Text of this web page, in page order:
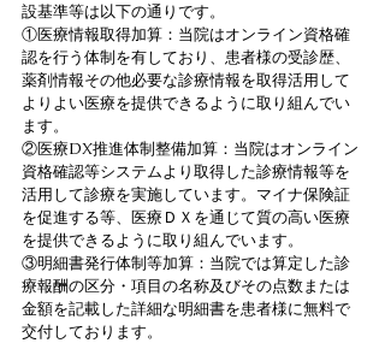
設基準等は以下の通りです。
①医療情報取得加算：当院はオンライン資格確
認を行う体制を有しており、患者様の受診歴、
薬剤情報その他必要な診療情報を取得活用して
よりよい医療を提供できるように取り組んでい
ます。
②医療DX推進体制整備加算：当院はオンライン
資格確認等システムより取得した診療情報等を
活用して診療を実施しています。マイナ保険証
を促進する等、医療ＤＸを通じて質の高い医療
を提供できるように取り組んでいます。
③明細書発行体制等加算：当院では算定した診
療報酬の区分・項目の名称及びその点数または
金額を記載した詳細な明細書を患者様に無料で
交付しております。